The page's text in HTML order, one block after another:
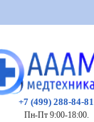
+7 (499) 288-84-81
Пн-Пт 9:00-18:00.